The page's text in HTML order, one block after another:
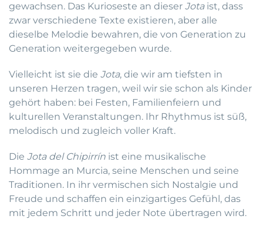
gewachsen. Das Kurioseste an dieser Jotaist, dass
zwar verschiedene Texte existieren, aber alle
dieselbe Melodie bewahren, die von Generation zu
Generation weitergegeben wurde.
Vielleicht ist sie die Jota, die wir am tiefsten in
unseren Herzen tragen, weil wir sie schon als Kinder
gehört haben: bei Festen, Familienfeiern und
kulturellen Veranstaltungen. Ihr Rhythmus ist süß,
melodisch und zugleich voller Kraft.
Die Jota del Chipirrín ist eine musikalische
Hommage an Murcia, seine Menschen und seine
Traditionen. In ihr vermischen sich Nostalgie und
Freude und schaffen ein einzigartiges Gefühl, das
mit jedem Schritt und jeder Note übertragen wird.